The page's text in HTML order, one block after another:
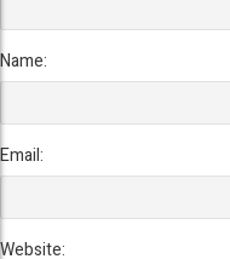
Name:
Email:
Website: